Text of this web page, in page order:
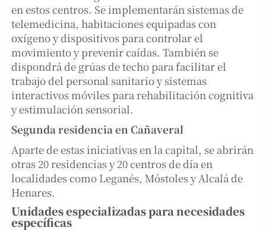
en estos centros. Se implementarán sistemas de
telemedicina, habitaciones equipadas con
oxígeno y dispositivos para controlar el
movimiento y prevenir caídas. También se
dispondrá de grúas de techo para facilitar el
trabajo del personal sanitario y sistemas
interactivos móviles para rehabilitación cognitiva
y estimulación sensorial.
Segunda residencia en Cañaveral
Aparte de estas iniciativas en la capital, se abrirán
otras 20 residencias y 20 centros de día en
localidades como Leganés, Móstoles y Alcalá de
Henares.
Unidades especializadas para necesidades
específicas